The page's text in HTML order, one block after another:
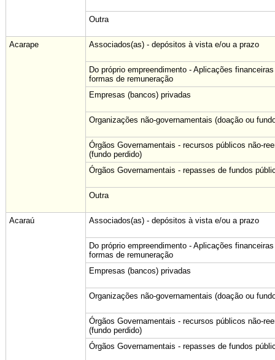
Outra
Acarape Associados(as) - depósitos à vista e/ou a prazo
Do próprio empreendimento - Aplicações
formas de remuneração
Empresas (bancos) privadas
Organizações não-governamentais (doação ou
Órgãos Governamentais - recursos públicos não-
(fundo perdido)
Órgãos Governamentais - repasses de fundos
Outra
Acaraú Associados(as) - depósitos à vista e/ou a prazo
Do próprio empreendimento - Aplicações
formas de remuneração
Empresas (bancos) privadas
Organizações não-governamentais (doação ou
Órgãos Governamentais - recursos públicos não-
(fundo perdido)
Órgãos Governamentais - repasses de fundos